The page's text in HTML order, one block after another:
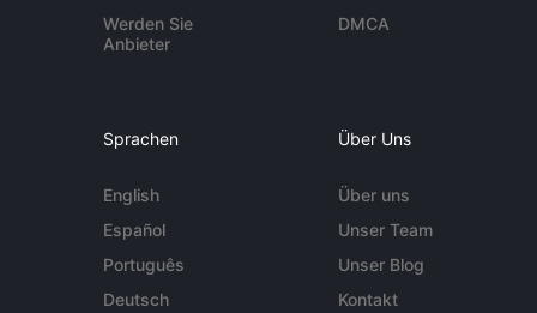
Werden Sie
Anbieter
DMCA
Sprachen
English
Español
Português
Deutsch
Über Uns
Über uns
Unser Team
Unser Blog
Kontakt